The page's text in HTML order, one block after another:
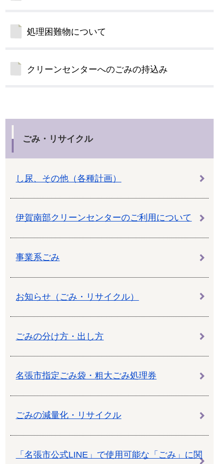
処理困難物について
クリーンセンターへのごみの持込み
ごみ・リサイクル
し尿、その他（各種計画）
伊賀南部クリーンセンターのご利用について
事業系ごみ
お知らせ（ごみ・リサイクル）
ごみの分け方・出し方
名張市指定ごみ袋・粗大ごみ処理券
ごみの減量化・リサイクル
「名張市公式LINE」で使用可能な「ごみ」に関